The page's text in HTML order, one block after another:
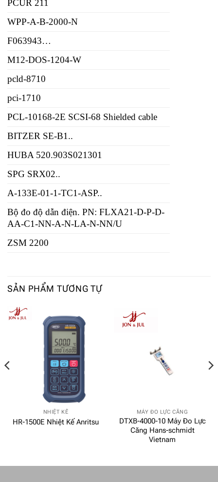
PCUR 211
WPP-A-B-2000-N
F063943…
M12-DOS-1204-W
pcld-8710
pci-1710
PCL-10168-2E SCSI-68 Shielded cable
BITZER SE-B1..
HUBA 520.903S021301
SPG SRX02..
A-133E-01-1-TC1-ASP..
Bộ đo độ dẫn điện. PN: FLXA21-D-P-D-
AA-C1-NN-A-N-LA-N-NN/U
ZSM 2200
SẢN PHẨM TƯƠNG TỰ
NHIỆT KẾ
HR-1500E Nhiệt Kế Anritsu
MÁY ĐO LỰC CĂNG
DTXB-4000-10 Máy Đo Lực
Căng Hans-schmidt
Vietnam